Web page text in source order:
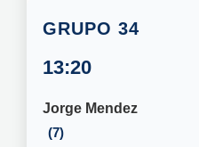
34
13:20
Jorge Mendez
7